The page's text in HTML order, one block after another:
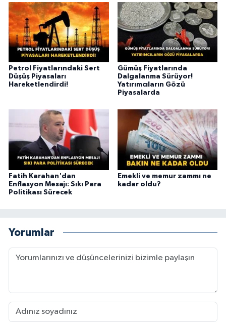
Petrol Fiyatlarındaki Sert
Düşüş Piyasaları
Hareketlendirdi!
Gümüş Fiyatlarında
Dalgalanma Sürüyor!
Yatırımcıların Gözü
Piyasalarda
Fatih Karahan'dan
Enflasyon Mesajı: Sıkı Para
Politikası Sürecek
Emekli ve memur zammı ne
kadar oldu?
Yorumlar